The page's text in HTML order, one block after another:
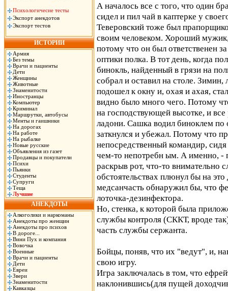
Психологичесие тесты
Экспорт анекдотов
Экспорт тестов
ИСТОРИИ
Армия
Без темы
Врачи и пациенты
Дети
Женщины
Животные
Знаменитости
Иностранцы
Компьютер
Криминал
Маршрутки, автобусы
Менты и гаишники
На дорогах
На работе
На рыбалке
Новые русские
Объявления из газет
Продавцы и покупатели
Психи
Пьянки
Студенты
Супруги
Теща
Лучшие
АНЕКДОТЫ
Алкоголики и наркоманы
Анекдоты про женщин
Анекдоты про психов
В дороге...
Вини Пух и компания
Вовочка
Военные
Врачи и пациенты
Дети
Евреи
Звери
Знаменитости
Кавказцы
А началось все с того, что один
сидел и пил чай в каптерке у
Теверовский тоже был
своим человеком. Хороший
потому что он был ответственен
оптики полка. В тот день, когда
бинокль, найденный в грязи на
собрал и оставил на столе.
подошел к окну и, охая и ахая,
видно было много чего. Потому
на господствующей высотке, и
ладони. Сашка водил биноклем по
заткнулся и убежал. Потому что
непосредственный командир,
чем-то непотребн ым. А именно, -
раскрыв рот, что-то внимательно
обстоятельствах плюнул бы на
медсанчасть обнаружил бы, что
лоточка-дезинфектора.
Но, стенка, к которой была
службы контроля (СККТ, вроде
часть службы сержанта.
Бойцы, поняв, что их "ведут", и,
свою игру.
Игра заключалась в том, что
наклонившись(для пущей